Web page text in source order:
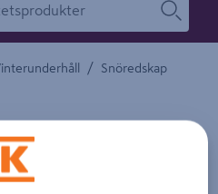
/ Snöredskap
FISKARS
i produktbeskrivningsområdet